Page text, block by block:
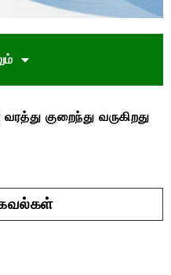
வருகிறது